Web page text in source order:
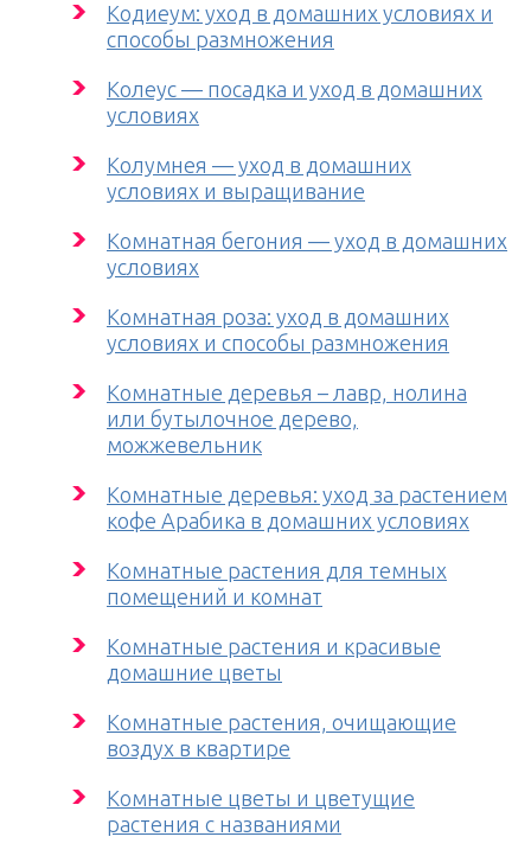
Кодиеум: уход в домашних условиях и
способы размножения
Колеус — посадка и уход в домашних
условиях
Колумнея — уход в домашних
условиях и выращивание
Комнатная бегония — уход в домашних
условиях
Комнатная роза: уход в домашних
условиях и способы размножения
Комнатные деревья – лавр, нолина
или бутылочное дерево,
можжевельник
Комнатные деревья: уход за растением
кофе Арабика в домашних условиях
Комнатные растения для темных
помещений и комнат
Комнатные растения и красивые
домашние цветы
Комнатные растения, очищающие
воздух в квартире
Комнатные цветы и цветущие
растения с названиями